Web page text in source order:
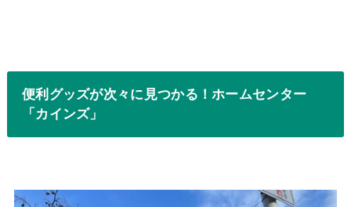
便利グッズが次々に見つかる！ホームセンター
「カインズ」